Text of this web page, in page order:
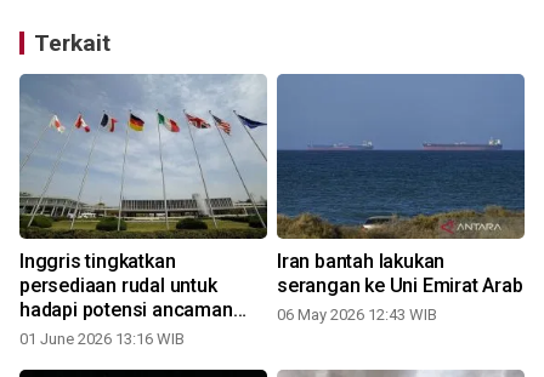
Terkait
Inggris tingkatkan
persediaan rudal untuk
hadapi potensi ancaman
Iran
01 June 2026 13:16 WIB
Iran bantah lakukan
serangan ke Uni Emirat Arab
06 May 2026 12:43 WIB